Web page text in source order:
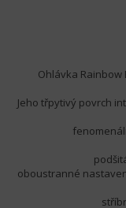
Ohlávka
Jeho třpytivý povrch
oboustranné